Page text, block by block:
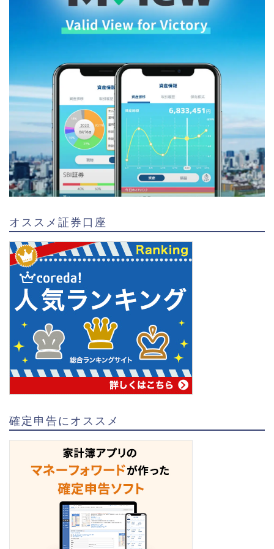
オススメ証券口座
確定申告にオススメ